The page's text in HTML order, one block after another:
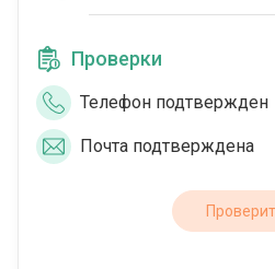
Проверки
Телефон подтвержден
Почта подтверждена